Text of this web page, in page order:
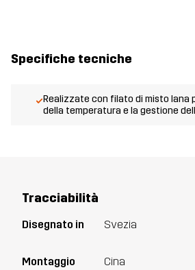
Specifiche tecniche
Realizzate con filato di misto lana
della temperatura e la gestione
Tracciabilità
Disegnato in Svezia
Montaggio Cina